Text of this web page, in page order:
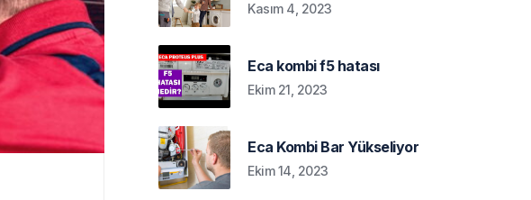
Kasım 4, 2023
Eca kombi f5 hatası
Ekim 21, 2023
Eca Kombi Bar Yükseliyor
Ekim 14, 2023